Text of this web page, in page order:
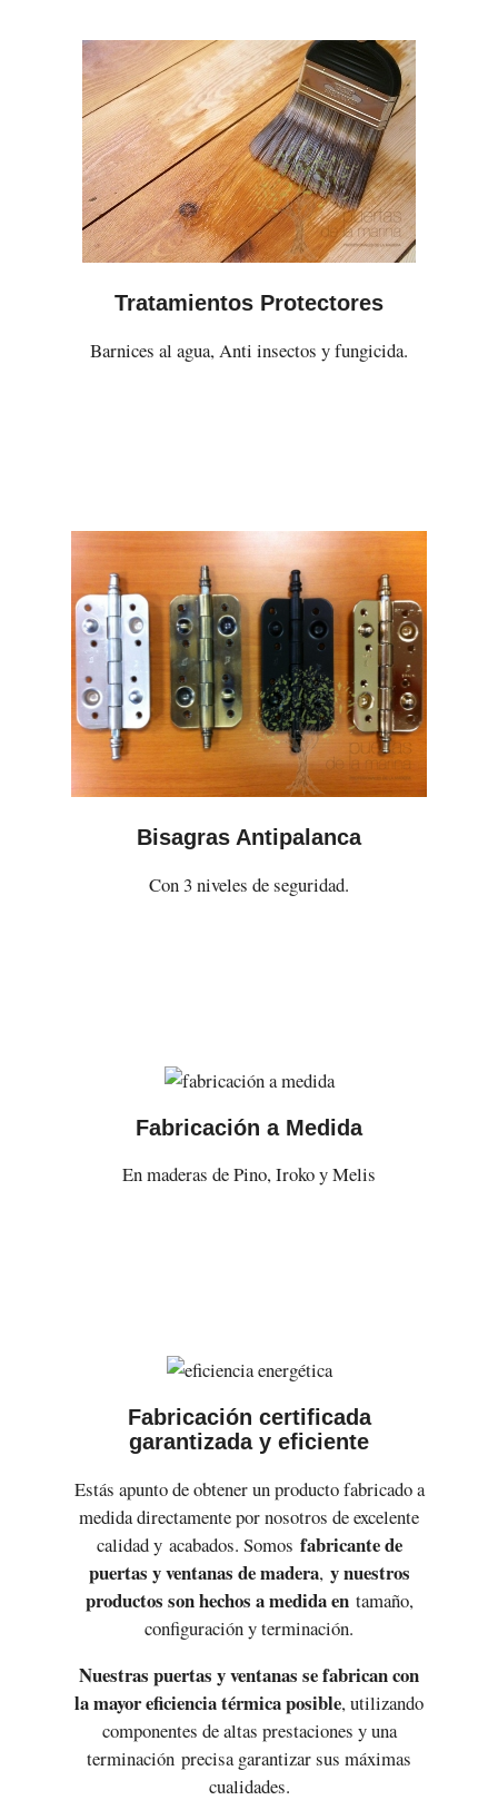
Tratamientos Protectores
Barnices al agua, Anti insectos y fungicida.
Bisagras Antipalanca
Con 3 niveles de seguridad.
Fabricación a Medida
En maderas de Pino, Iroko y Melis
Fabricación certificada
garantizada y eficiente
Estás apunto de obtener un producto fabricado a
medida directamente por nosotros de excelente
calidad y acabados. Somos fabricante de
puertas y ventanas de madera, y nuestros
productos son hechos a medida en tamaño,
configuración y terminación.
Nuestras puertas y ventanas se fabrican con
la mayor eficiencia térmica posible, utilizando
componentes de altas prestaciones y una
terminación precisa garantizar sus máximas
cualidades.